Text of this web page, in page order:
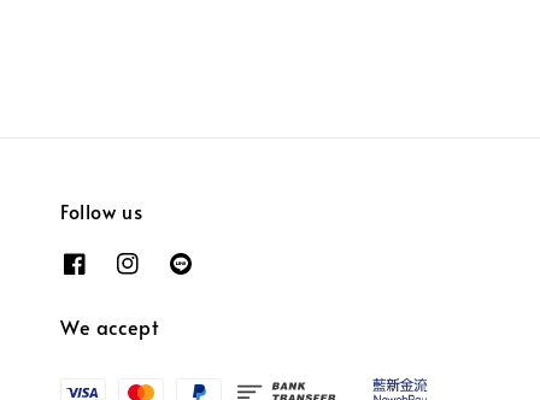
Follow us
We accept